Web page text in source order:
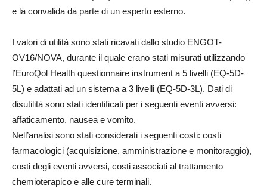
e la convalida da parte di un esperto esterno.
I valori di utilità sono stati ricavati dallo studio ENGOT-
OV16/NOVA, durante il quale erano stati misurati utilizzando
l’EuroQol Health questionnaire instrument a 5 livelli (EQ-5D-
5L) e adattati ad un sistema a 3 livelli (EQ-5D-3L). Dati di
disutilità sono stati identificati per i seguenti eventi avversi:
affaticamento, nausea e vomito.
Nell’analisi sono stati considerati i seguenti costi: costi
farmacologici (acquisizione, amministrazione e monitoraggio),
costi degli eventi avversi, costi associati al trattamento
chemioterapico e alle cure terminali.